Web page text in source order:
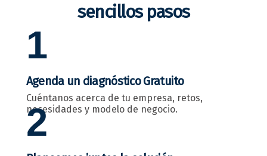
sencillos pasos
1
Agenda un diagnóstico Gratuito
Cuéntanos acerca de tu empresa, retos,
necesidades y modelo de negocio.
2